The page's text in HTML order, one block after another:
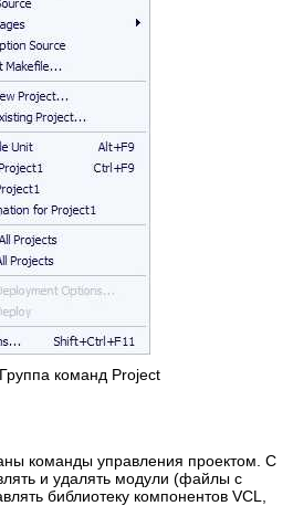
команд Project
команды управления проектом. С
и удалять модули (файлы с
библиотеку компонентов VCL,